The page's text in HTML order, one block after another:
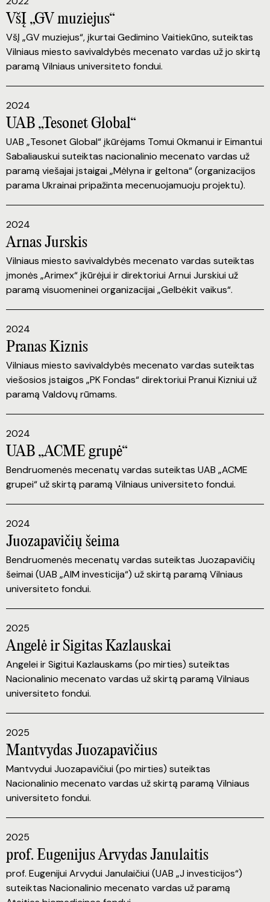
VšĮ „GV muziejus“
VšĮ „GV muziejus“, įkurtai Gedimino Vaitiekūno, suteiktas
Vilniaus miesto savivaldybės mecenato vardas už jo skirtą
paramą Vilniaus universiteto fondui.
UAB „Tesonet Global“
UAB „Tesonet Global“ įkūrėjams Tomui Okmanui ir Eimantui
Sabaliauskui suteiktas nacionalinio mecenato vardas už
paramą viešajai įstaigai „Mėlyna ir geltona“ (organizacijos
parama Ukrainai pripažinta mecenuojamuoju projektu).
2024
Arnas Jurskis
Vilniaus miesto savivaldybės mecenato vardas suteiktas
įmonės „Arimex“ įkūrėjui ir direktoriui Arnui Jurskiui už
paramą visuomeninei organizacijai „Gelbėkit vaikus“.
2024
Pranas Kiznis
Vilniaus miesto savivaldybės mecenato vardas suteiktas
viešosios įstaigos „PK Fondas“ direktoriui Pranui Kizniui už
paramą Valdovų rūmams.
2024
UAB „ACME grupė“
Bendruomenės mecenatų vardas suteiktas UAB „ACME
grupei“ už skirtą paramą Vilniaus universiteto fondui.
2024
Juozapavičių šeima
Bendruomenės mecenatų vardas suteiktas Juozapavičių
šeimai (UAB „AIM investicija“) už skirtą paramą Vilniaus
universiteto fondui.
2024
Angelė ir Sigitas Kazlauskai
Angelei ir Sigitui Kazlauskams (po mirties) suteiktas
Nacionalinio mecenato vardas už skirtą paramą Vilniaus
universiteto fondui.
2025
Mantvydas Juozapavičius
Mantvydui Juozapavičiui (po mirties) suteiktas
Nacionalinio mecenato vardas už skirtą paramą Vilniaus
universiteto fondui.
2025
prof. Eugenijus Arvydas Janulaitis
prof. Eugenijui Arvydui Janulaičiui (UAB „J investicijos“)
suteiktas Nacionalinio mecenato vardas už paramą
2025